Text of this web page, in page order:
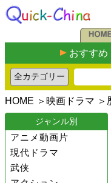
おすすめ
HOME ＞ 映画ドラマ ＞
ジャンル別
アニメ動画片
現代ドラマ
武侠